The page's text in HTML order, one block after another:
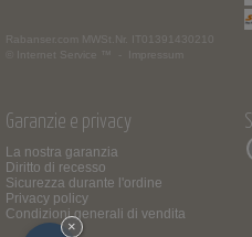
Rabanser.com
MWSt.Nr. IT01391430210
© Internet Service ™ -
Impressum
Garanzie e privacy
La nostra garanzia
Diritto di recesso
Sicurezza durante l'ordine
Privacy policy
Condizioni generali di vendita
×